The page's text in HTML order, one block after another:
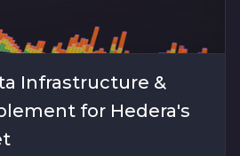
Infrastructure &
for Hedera's